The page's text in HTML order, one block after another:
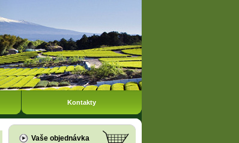
Kontakty
Vaše objednávka